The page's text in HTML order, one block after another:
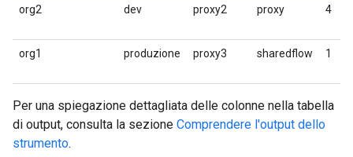
org2 dev proxy2 proxy 4
org1 produzione proxy3 sharedflow 1
Per una spiegazione dettagliata delle colonne nella tabella
di output, consulta la sezione Comprendere l'output dello
strumento.